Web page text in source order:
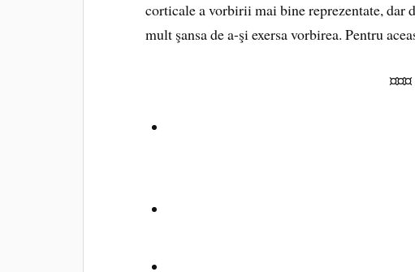
corticale a vorbirii mai bine reprezentate, dar
mult şansa de a-şi exersa vorbirea. Pentru
¤¤¤